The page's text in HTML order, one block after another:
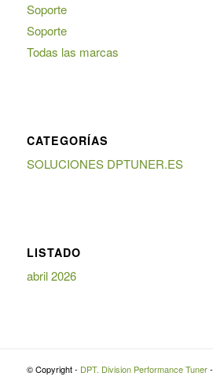
Soporte
Soporte
Todas las marcas
CATEGORÍAS
SOLUCIONES DPTUNER.ES
LISTADO
abril 2026
© Copyright - DPT. Division Performance Tuner-